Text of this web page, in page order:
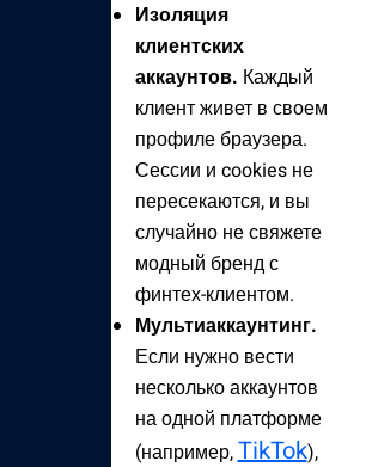
Изоляция
клиентских
аккаунтов. Каждый
клиент живет в своем
профиле браузера.
Сессии и cookies не
пересекаются, и вы
случайно не свяжете
модный бренд с
финтех-клиентом.
Мультиаккаунтинг.
Если нужно вести
несколько аккаунтов
на одной платформе
(например,TikTok),